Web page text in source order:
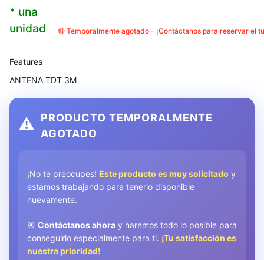
* una
unidad
🔴 Temporalmente agotado - ¡Contáctanos para reservar el
Features
ANTENA TDT 3M
⚠️ PRODUCTO TEMPORALMENTE
AGOTADO
¡No te preocupes! Este producto es muy solicitado y
estamos trabajando para tenerlo disponible
nuevamente.
🎯 Contáctanos ahora y haremos todo lo posible para
conseguirlo especialmente para ti. ¡Tu satisfacción es
nuestra prioridad!